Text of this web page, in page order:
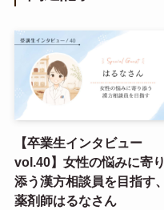
【卒業生インタビュー
vol.40】女性の悩みに寄り
添う漢方相談員を目指す、
薬剤師はるなさん